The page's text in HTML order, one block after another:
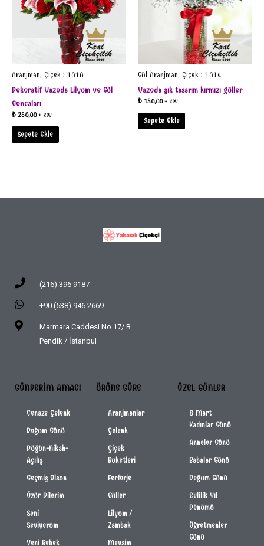
Aranjman, Çiçek : 1010
Dekoratif Vazoda Lilyum ve Gül
Goncaları
₺250,00 + KDV
Sepete Ekle
Gül Aranjman, Çiçek : 1014
Vazoda şık tasarım kırmızı güller
₺ 150,00 + KDV
Sepete Ekle
(216) 396 9187
+90 (538) 946 2669
Marmara Caddesi No 17/ B
Pendik / İstanbul
GÖNDERIM AMACI
Cenaze Çelenk
Doğum Günü
Düğün-Nikah-
Açılış
Geçmiş Olsun
Özür Dilerim
Seni
Seviyorum
Yeni Bebek
ÜRÜNE GÖRE
Aranjmanlar
Çelenk
Çiçek
Buketleri
Ferforje
Güller
Lilyum /
Zambak
Mevsim
ÖZEL GÜNLER
8 Mart
Kadınlar Günü
Anneler Günü
Babalar Günü
Doğum Günü
Evlilik Yıl
Dönümü
Öğretmenler
Günü